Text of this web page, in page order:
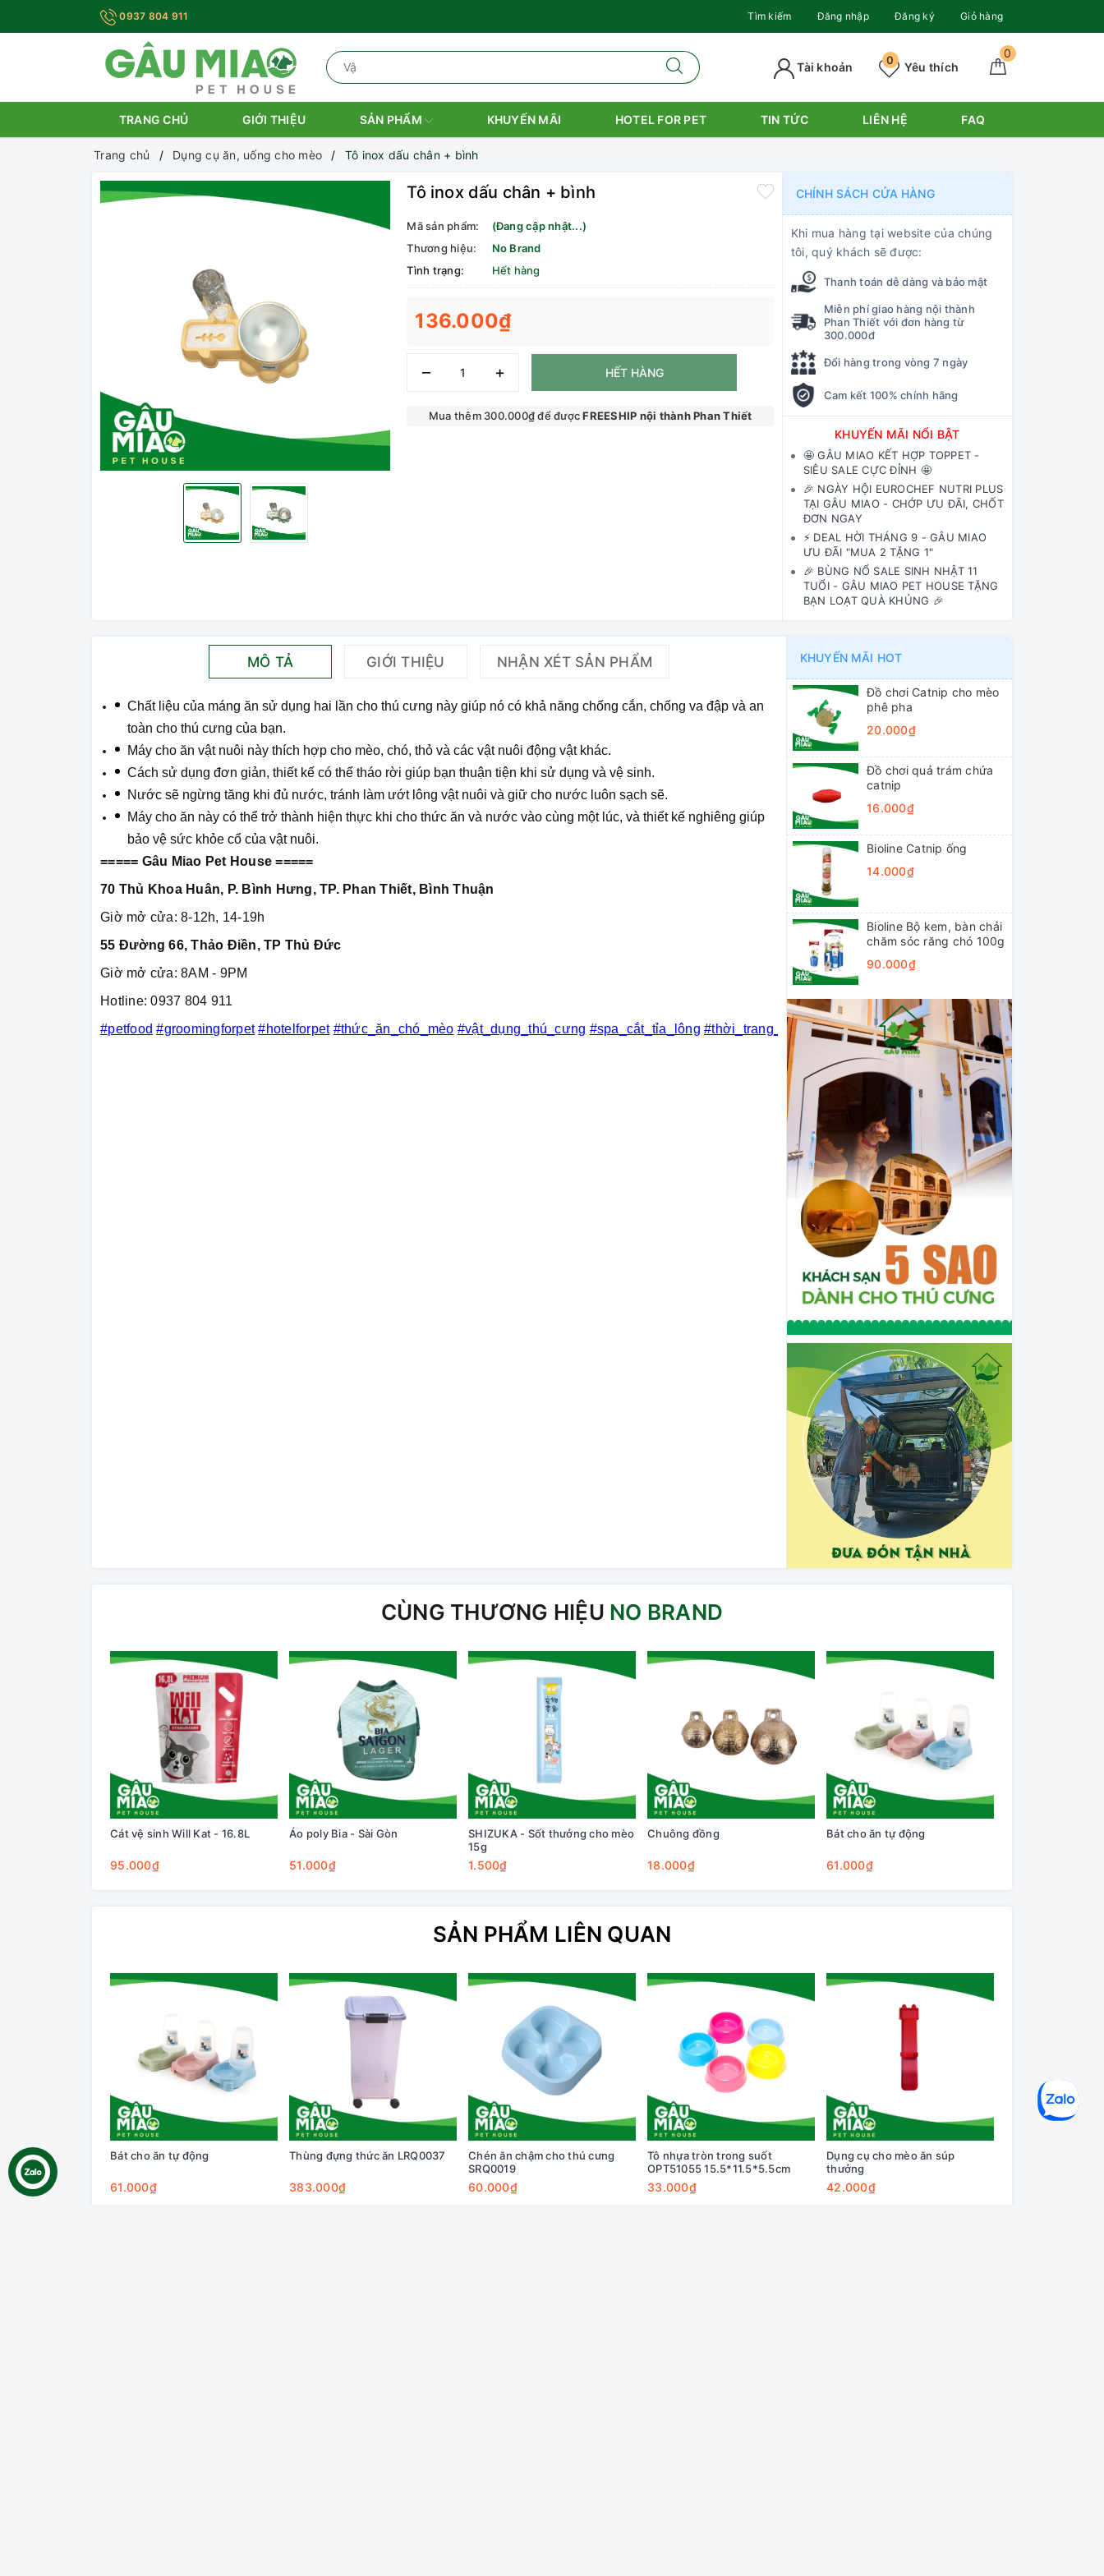
0937 804 911 Tìm kiếm Đăng nhập Đăng ký Giỏ hàng
0
Yêu thích
0
Tài khoản
TRANG CHỦ GIỚI THIỆU SẢN PHẨM KHUYẾN MÃI HOTEL FOR PET TIN TỨC LIÊN HỆ FAQ
Trang chủ Dụng cụ ăn, uống cho mèo Tô inox dấu chân + bình
Tô inox dấu chân + bình
Mã sản phẩm:
(Đang cập nhật...)
Thương hiệu:
No Brand
Tình trạng:
Hết hàng
136.000₫
– + HẾT HÀNG
Mua thêm 300.000₫ để đượcFREESHIP nội thành Phan Thiết
CHÍNH SÁCH CỬA HÀNG
Khi mua hàng tại website của chúng
tôi, quý khách sẽ được:
Thanh toán dễ dàng và bảo mật
Miễn phí giao hàng nội thành
Phan Thiết với đơn hàng từ
300.000đ
Đổi hàng trong vòng 7 ngày
Cam kết 100% chính hãng
KHUYẾN MÃI NỔI BẬT
🤩 GÂU MIAO KẾT HỢP TOPPET -
SIÊU SALE CỰC ĐỈNH 🤩
🎉 NGÀY HỘI EUROCHEF NUTRI PLUS
TẠI GÂU MIAO - CHỚP ƯU ĐÃI, CHỐT
ĐƠN NGAY
⚡️ DEAL HỜI THÁNG 9 - GÂU MIAO
ƯU ĐÃI "MUA 2 TẶNG 1"
🎉 BÙNG NỔ SALE SINH NHẬT 11
TUỔI - GÂU MIAO PET HOUSE TẶNG
BẠN LOẠT QUÀ KHỦNG 🎉
MÔ TẢ GIỚI THIỆU NHẬN XÉT SẢN PHẨM
Chất liệu của máng ăn sử dụng hai lần cho thú cưng này giúp nó có khả năng chống cắn, chống va đập và an
toàn cho thú cưng của bạn.
Máy cho ăn vật nuôi này thích hợp cho mèo, chó, thỏ và các vật nuôi động vật khác.
Cách sử dụng đơn giản, thiết kế có thể tháo rời giúp bạn thuận tiện khi sử dụng và vệ sinh.
Nước sẽ ngừng tăng khi đủ nước, tránh làm ướt lông vật nuôi và giữ cho nước luôn sạch sẽ.
Máy cho ăn này có thể trở thành hiện thực khi cho thức ăn và nước vào cùng một lúc, và thiết kế nghiêng giúp
bảo vệ sức khỏe cổ của vật nuôi.
===== Gâu Miao Pet House =====
70 Thủ Khoa Huân, P. Bình Hưng, TP. Phan Thiết, Bình Thuận
Giờ mở cửa: 8-12h, 14-19h
55 Đường 66, Thảo Điền, TP Thủ Đức
Giờ mở cửa: 8AM - 9PM
Hotline: 0937 804 911
#petfood #groomingforpet #hotelforpet #thức_ăn_chó_mèo #vật_dụng_thú_cưng #spa_cắt_tỉa_lông #thời_trang_thú_cưng #khách_sạn_thú_cưng
KHUYẾN MÃI HOT
Đồ chơi Catnip cho mèo
phê pha
20.000₫
Đồ chơi quả trám chứa
catnip
16.000₫
Bioline Catnip ống
14.000₫
Bioline Bộ kem, bàn chải
chăm sóc răng chó 100g
90.000₫
CÙNG THƯƠNG HIỆU NO BRAND
Cát vệ sinh Will Kat - 16.8L
95.000₫
Áo poly Bia - Sài Gòn
51.000₫
SHIZUKA - Sốt thưởng cho mèo
15g
1.500₫
Chuông đồng
18.000₫
Bát cho ăn tự động
61.000₫
SẢN PHẨM LIÊN QUAN
Bát cho ăn tự động
61.000₫
Thùng đựng thức ăn LRQ0037
383.000₫
Chén ăn chậm cho thú cưng
SRQ0019
60.000₫
Tô nhựa tròn trong suốt
OPT51055 15.5*11.5*5.5cm
33.000₫
Dụng cụ cho mèo ăn súp
thưởng
42.000₫